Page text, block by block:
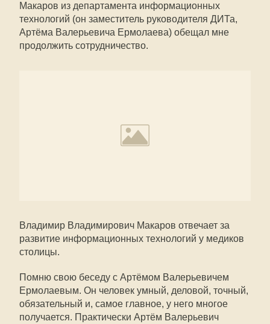
Макаров из департамента информационных
технологий (он заместитель руководителя ДИТа,
Артёма Валерьевича Ермолаева) обещал мне
продолжить сотрудничество.
Владимир Владимирович Макаров отвечает за
развитие информационных технологий у медиков
столицы.
Помню свою беседу с Артёмом Валерьевичем
Ермолаевым. Он человек умный, деловой, точный,
обязательный и, самое главное, у него многое
получается. Практически Артём Валерьевич